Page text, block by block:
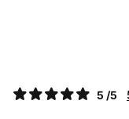
5 /5